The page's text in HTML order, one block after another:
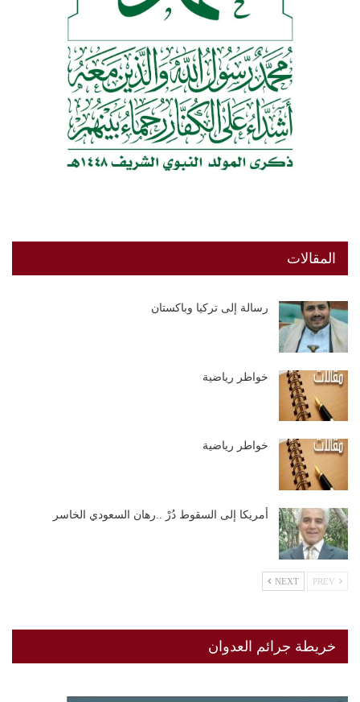
المقالات
رسالة إلى تركيا وباكستان
خواطر رياضية
خواطر رياضية
أمريكا إلى السقوط دُرْ ..رهان السعودي الخاسر
NEXT
خريطة جرائم العدوان